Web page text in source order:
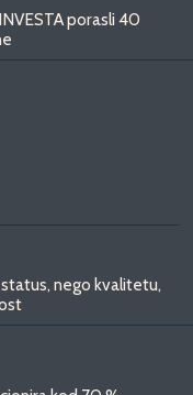
porasli 40
status, nego kvalitetu,